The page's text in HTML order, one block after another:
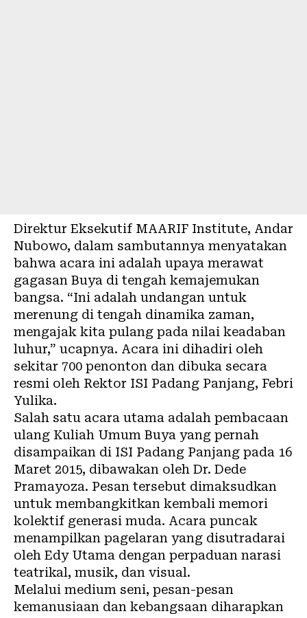
Direktur Eksekutif MAARIF Institute, Andar
Nubowo, dalam sambutannya menyatakan
bahwa acara ini adalah upaya merawat
gagasan Buya di tengah kemajemukan
bangsa. “Ini adalah undangan untuk
merenung di tengah dinamika zaman,
mengajak kita pulang pada nilai keadaban
luhur,” ucapnya. Acara ini dihadiri oleh
sekitar 700 penonton dan dibuka secara
resmi oleh Rektor ISI Padang Panjang, Febri
Yulika.
Salah satu acara utama adalah pembacaan
ulang Kuliah Umum Buya yang pernah
disampaikan di ISI Padang Panjang pada 16
Maret 2015, dibawakan oleh Dr. Dede
Pramayoza. Pesan tersebut dimaksudkan
untuk membangkitkan kembali memori
kolektif generasi muda. Acara puncak
menampilkan pagelaran yang disutradarai
oleh Edy Utama dengan perpaduan narasi
teatrikal, musik, dan visual.
Melalui medium seni, pesan-pesan
kemanusiaan dan kebangsaan diharapkan